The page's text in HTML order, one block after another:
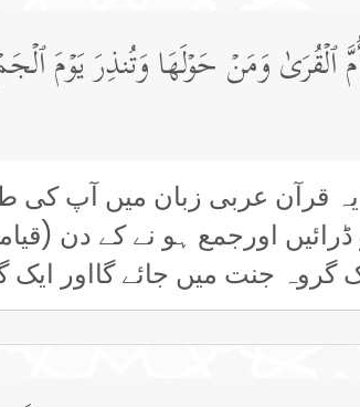
ٱلۡقُرَىٰ وَمَنۡ حَوۡلَهَا وَتُنذِرَ یَوۡمَ
قرآن عربی زبان میں آپ کی
اورجمع ہو نے کے دن
جنت میں جائے گااور ایک